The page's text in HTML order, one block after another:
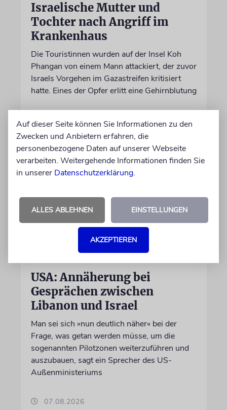
Israelische Mutter und
Tochter nach Angriff im
Krankenhaus
Die Touristinnen wurden auf der Insel Koh
Phangan von einem Mann attackiert, der zuvor
Israels Vorgehen im Gazastreifen kritisiert
hatte. Eines der Opfer erlitt eine Gehirnblutung
07.08.2026
USA: Annäherung bei
Gesprächen zwischen
Libanon und Israel
Man sei sich »nun deutlich näher« bei der
Frage, was getan werden müsse, um die
sogenannten Pilotzonen weiterzuführen und
auszubauen, sagt ein Sprecher des US-
Außenministeriums
07.08.2026
Auf dieser Seite können Sie Informationen zu den
Zwecken und Anbietern erfahren, die
personenbezogene Daten auf unserer Webseite
verarbeiten. Weitergehende Informationen finden Sie
in unserer Datenschutzerklärung.
ALLES ABLEHNEN EINSTELLUNGEN
AKZEPTIEREN